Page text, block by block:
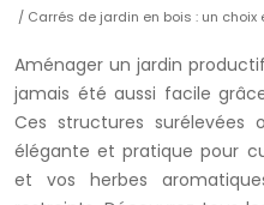
/ Carrés de jardin en bois : un
Aménager un jardin
jamais été aussi facile
Ces structures
élégante et pratique pour
et vos herbes